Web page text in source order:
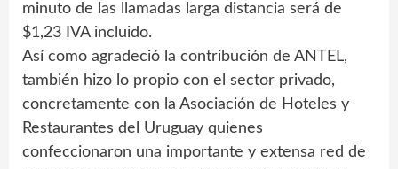
minuto de las llamadas larga distancia será de
$1,23 IVA incluido.
Así como agradeció la contribución de ANTEL,
también hizo lo propio con el sector privado,
concretamente con la Asociación de Hoteles y
Restaurantes del Uruguay quienes
confeccionaron una importante y extensa red de